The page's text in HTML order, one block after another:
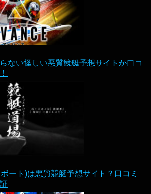
ない怪しい悪質競艇予想サイトか口コ
ート)は悪質競艇予想サイト？口コミ